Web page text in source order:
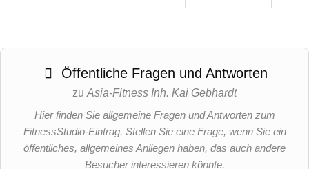
Öffentliche Fragen und Antworten
zu Asia-Fitness Inh. Kai Gebhardt
Hier finden Sie allgemeine Fragen und Antworten zum
FitnessStudio-Eintrag. Stellen Sie eine Frage, wenn Sie ein
öffentliches, allgemeines Anliegen haben, das auch andere
Besucher interessieren könnte.